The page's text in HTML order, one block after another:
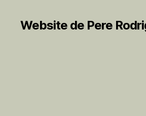
Website de Pere